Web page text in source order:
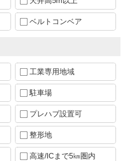
ベルトコンベア
工業専用地域
駐車場
プレハブ設置可
整形地
高速/ICまで5㎞圏内